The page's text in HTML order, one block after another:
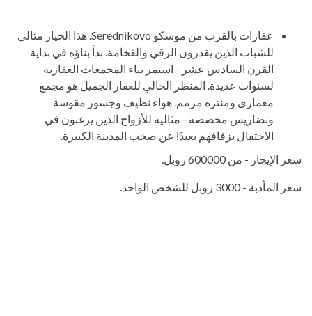
عقارات بالقرب من موسكو Serednikovo. هذا الخيار مثالي
للشباب الذين يقدرون الرقي والفخامة. بدأ بناؤه في بداية
القرن السادس عشر - استمر بناء المجمعات العقارية
لسنوات عديدة. المنظر الحالي للعقار الجميل هو مجمع
معماري ومنتزه مرمم. هواء نظيف وجسور مقوسة
وتضاريس مخصصة - مثالية للأزواج الذين يرغبون في
الاحتفال بزفافهم بعيدًا عن صخب المدينة الكبيرة.
سعر الإيجار - من 600000 روبل.
سعر المأدبة - 3000 روبل للشخص الواحد.